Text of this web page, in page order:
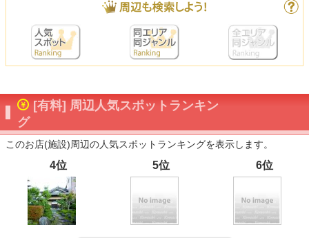
[有料] 周辺人気スポットランキン
グ
このお店(施設)周辺の人気スポットランキングを表示します。
4位 5位 6位